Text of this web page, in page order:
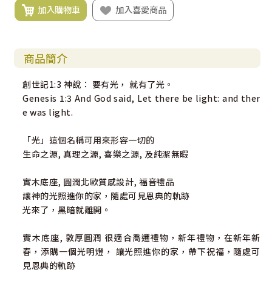
加入購物車 加入喜愛商品
商品簡介
創世記1:3 神說： 要有光， 就有了光。
Genesis 1:3 And God said, Let there be light: and ther
e was light.
「光」這個名稱可用來形容一切的
生命之源, 真理之源, 喜樂之源, 及純潔無暇
實木底座, 圓潤北歐質感設計, 福音禮品
讓神的光照進你的家，隨處可見恩典的軌跡
光來了，黑暗就離開。
實木底座, 敦厚圓潤 很適合喬遷禮物，新年禮物，在新年新
春，添購一個光明燈， 讓光照進你的家，帶下祝福，隨處可
見恩典的軌跡